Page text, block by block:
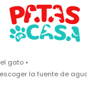
gato
la fuente de